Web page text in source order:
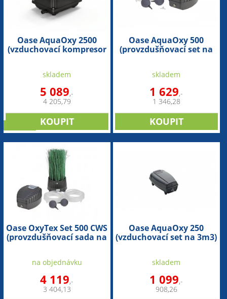
Oase AquaOxy 2500
(vzduchovací kompresor
skladem
5 089,-
4 205,79
Oase AquaOxy 500
(provzdušňovací set na
skladem
1 629,-
1 346,28
Oase OxyTex Set 500 CWS
(provzdušňovací sada na
na objednávku
4 119,-
3 404,13
Oase AquaOxy 250
(vzduchovací set na 3m3)
skladem
1 099,-
908,26